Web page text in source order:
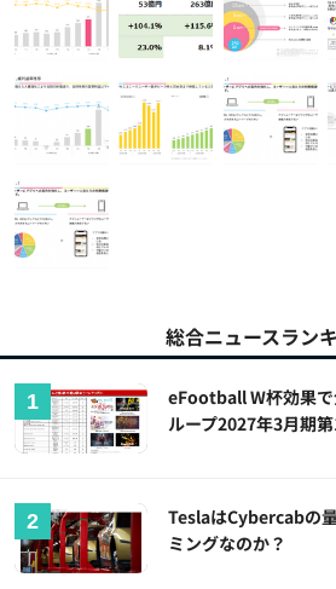
総合ニュースラン
eFootball W杯効果
ループ2027年3月期
TeslaはCybercabの
ミングなのか？